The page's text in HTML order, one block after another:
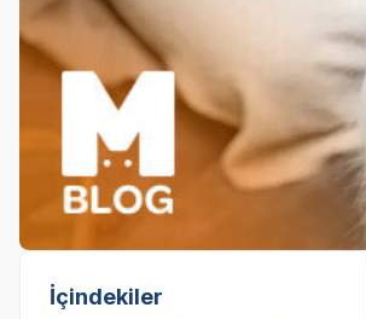
İçindekiler